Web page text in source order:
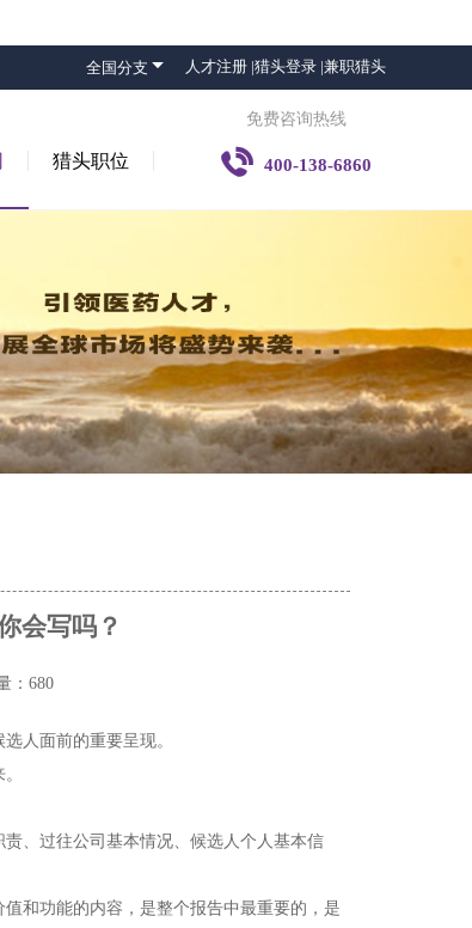
全国分支  人才注册 |猎头登录 |兼职猎头
猎头职位
免费咨询热线
 400-138-6860
会写吗？
：680
人面前的重要呈现。
、过往公司基本情况、候选人个人基本信
和功能的内容，是整个报告中最重要的，是